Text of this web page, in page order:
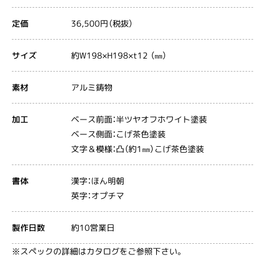
定価 36,500円（税抜）
サイズ 約W198×H198×t12 （㎜）
素材 アルミ鋳物
加工 ベース前面：半ツヤオフホワイト塗装
ベース側面：こげ茶色塗装
文字＆模様：凸（約1㎜）こげ茶色塗装
書体
漢字：ほん明朝
英字：オプチマ
製作日数 約10営業日
※スペックの詳細はカタログをご参照下さい。